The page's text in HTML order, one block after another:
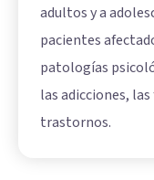
adultos y a
pacientes
patologías
las adicciones,
trastornos.